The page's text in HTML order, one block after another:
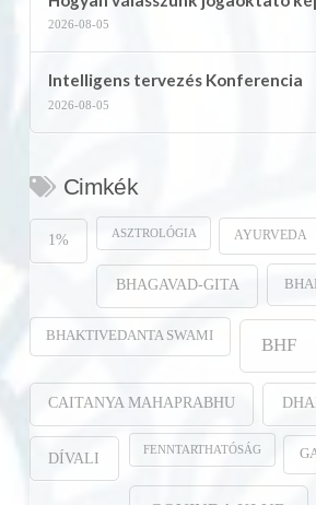
2026-08-05
Intelligens tervezés Konferencia
2026-08-05
Cimkék
1% ASZTROLÓGIA AYURVEDA
BHAGAVAD-GITA
BHAKTIVEDANTA SWAMI BHF
CAITANYA MAHAPRABHU
DÍVALI FENNTARTHATÓSÁG